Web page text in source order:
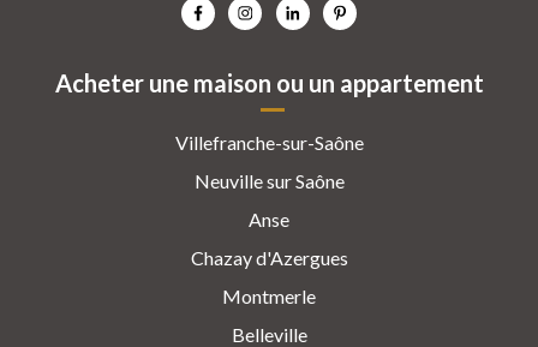
Acheter une maison ou un appartement
Villefranche-sur-Saône
Neuville sur Saône
Anse
Chazay d'Azergues
Montmerle
Belleville